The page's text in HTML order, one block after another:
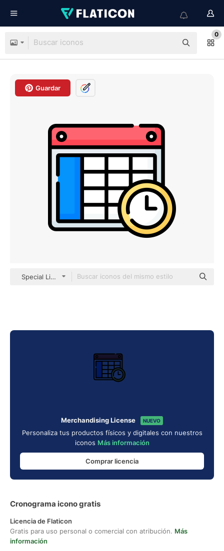
0
Guardar
Special Lineal color
Merchandising License NUEVO
Personaliza tus productos físicos y digitales con nuestros
iconos Más información
Comprar licencia
Cronograma icono gratis
Licencia de Flaticon
Gratis para uso personal o comercial con atribución. Más
información